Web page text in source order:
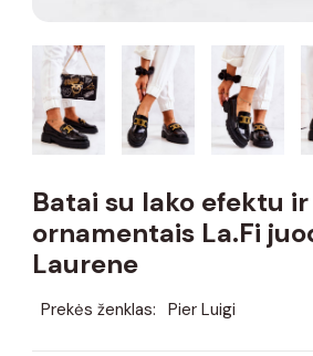
Batai su lako efektu ir
ornamentais La.Fi
Laurene
Prekės ženklas: Pier Luigi